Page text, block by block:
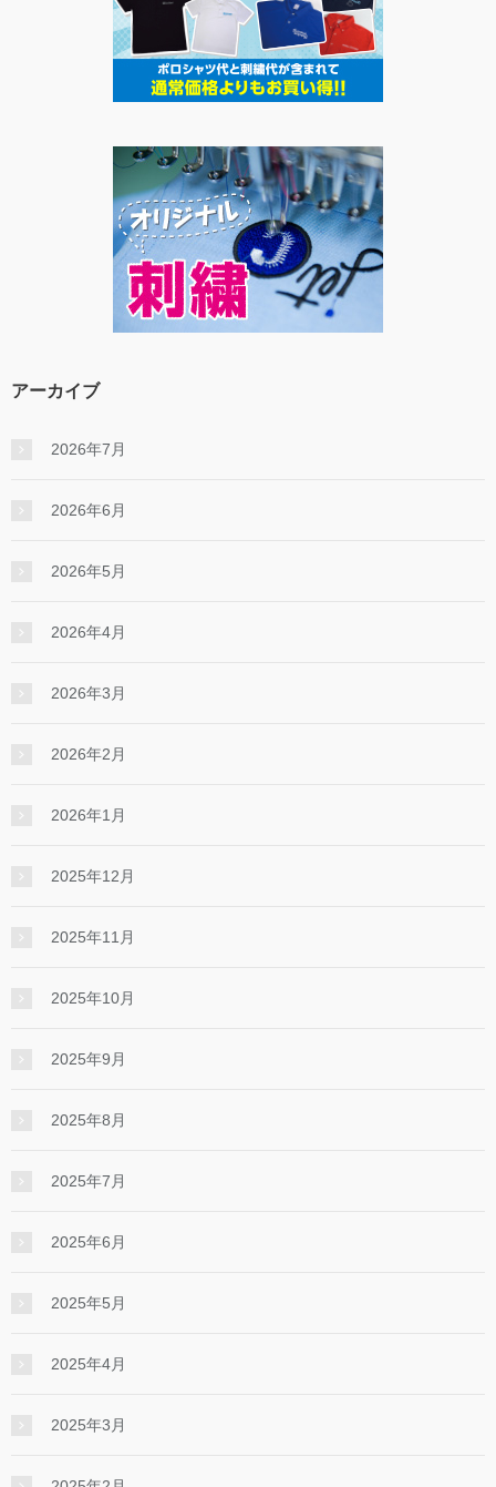
アーカイブ
2026年7月
2026年6月
2026年5月
2026年4月
2026年3月
2026年2月
2026年1月
2025年12月
2025年11月
2025年10月
2025年9月
2025年8月
2025年7月
2025年6月
2025年5月
2025年4月
2025年3月